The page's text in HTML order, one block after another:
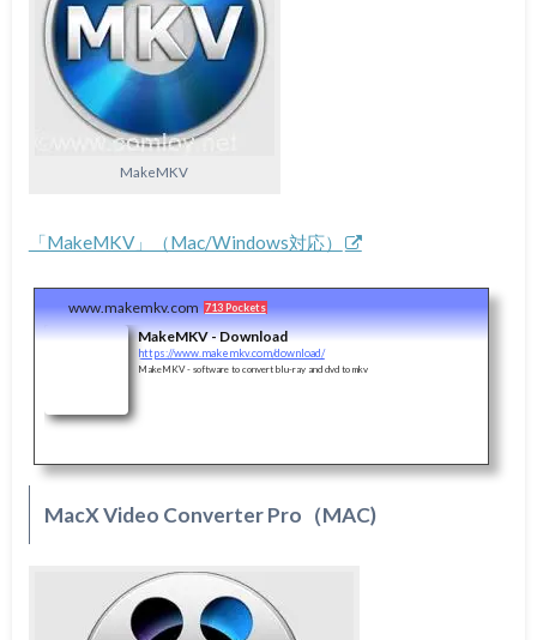
MakeMKV
「MakeMKV」（Mac/Windows対応）
www.makemkv.com 713 Pockets
MakeMKV - Download
https://www.makemkv.com/download/
MakeMKV - software to convert blu-ray and dvd to mkv
MacX Video Converter Pro（MAC)